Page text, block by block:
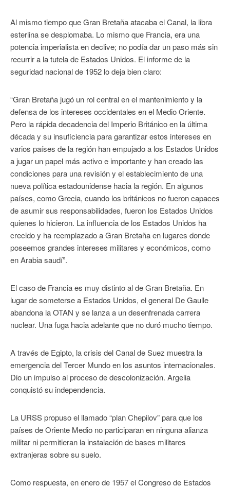
Al mismo tiempo que Gran Bretaña atacaba el Canal, la libra
esterlina se desplomaba. Lo mismo que Francia, era una
potencia imperialista en declive; no podía dar un paso más sin
recurrir a la tutela de Estados Unidos. El informe de la
seguridad nacional de 1952 lo deja bien claro:
“Gran Bretaña jugó un rol central en el mantenimiento y la
defensa de los intereses occidentales en el Medio Oriente.
Pero la rápida decadencia del Imperio Británico en la última
década y su insuficiencia para garantizar estos intereses en
varios países de la región han empujado a los Estados Unidos
a jugar un papel más activo e importante y han creado las
condiciones para una revisión y el establecimiento de una
nueva política estadounidense hacia la región. En algunos
países, como Grecia, cuando los británicos no fueron capaces
de asumir sus responsabilidades, fueron los Estados Unidos
quienes lo hicieron. La influencia de los Estados Unidos ha
crecido y ha reemplazado a Gran Bretaña en lugares donde
poseemos grandes intereses militares y económicos, como
en Arabia saudí”.
El caso de Francia es muy distinto al de Gran Bretaña. En
lugar de someterse a Estados Unidos, el general De Gaulle
abandona la OTAN y se lanza a un desenfrenada carrera
nuclear. Una fuga hacia adelante que no duró mucho tiempo.
A través de Egipto, la crisis del Canal de Suez muestra la
emergencia del Tercer Mundo en los asuntos internacionales.
Dio un impulso al proceso de descolonización. Argelia
conquistó su independencia.
La URSS propuso el llamado “plan Chepilov” para que los
países de Oriente Medio no participaran en ninguna alianza
militar ni permitieran la instalación de bases militares
extranjeras sobre su suelo.
Como respuesta, en enero de 1957 el Congreso de Estados